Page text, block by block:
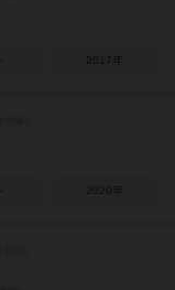
2017年
2020年